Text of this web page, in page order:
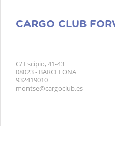
CARGO CLUB
C/ Escipio, 41-43
08023 - BARCELONA
932419010
montse@cargoclub.es